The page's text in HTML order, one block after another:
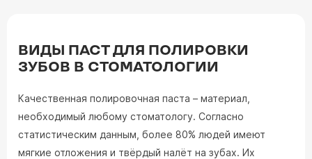
ВИДЫ ПАСТ ДЛЯ ПОЛИРОВКИ
ЗУБОВ В СТОМАТОЛОГИИ
Качественная полировочная паста – материал,
необходимый любому стоматологу. Согласно
статистическим данным, более 80% людей имеют
мягкие отложения и твёрдый налёт на зубах. Их